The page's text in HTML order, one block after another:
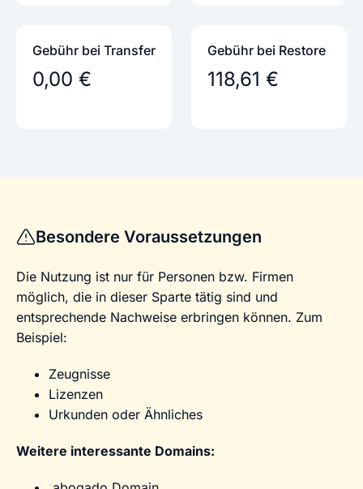
Gebühr bei Transfer
0,00 €
Gebühr bei Restore
118,61 €
Besondere Voraussetzungen
Die Nutzung ist nur für Personen bzw. Firmen
möglich, die in dieser Sparte tätig sind und
entsprechende Nachweise erbringen können. Zum
Beispiel:
Zeugnisse
Lizenzen
Urkunden oder Ähnliches
Weitere interessante Domains: